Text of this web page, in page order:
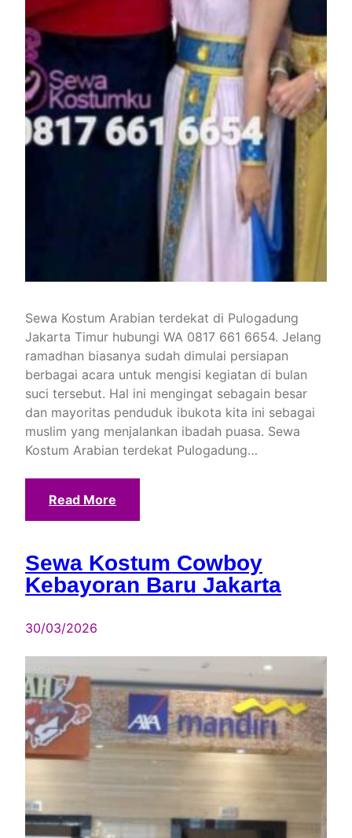
Sewa Kostum Arabian terdekat di Pulogadung
Jakarta Timur hubungi WA 0817 661 6654. Jelang
ramadhan biasanya sudah dimulai persiapan
berbagai acara untuk mengisi kegiatan di bulan
suci tersebut. Hal ini mengingat sebagain besar
dan mayoritas penduduk ibukota kita ini sebagai
muslim yang menjalankan ibadah puasa. Sewa
Kostum Arabian terdekat Pulogadung…
Read More
Sewa Kostum Cowboy
Kebayoran Baru Jakarta
30/03/2026